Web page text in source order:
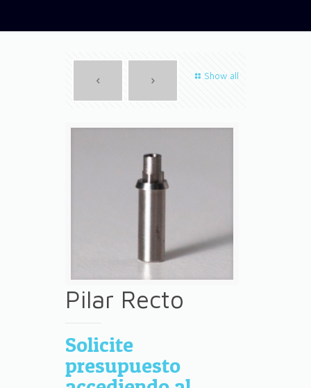
Show all
Pilar Recto
Solicite
presupuesto